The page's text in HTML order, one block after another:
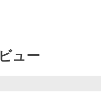
ュー